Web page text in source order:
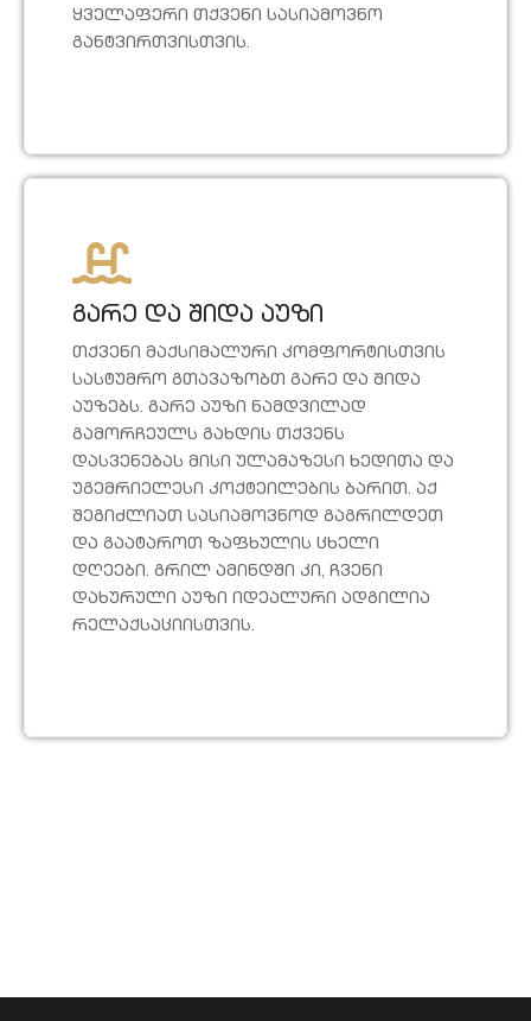
ყველაფერი თქვენი სასიამოვნო
განტვირთვისთვის.
გარე და შიდა აუზი
თქვენი მაქსიმალური კომფორტისთვის
სასტუმრო გთავაზობთ გარე და შიდა
აუზებს. გარე აუზი ნამდვილად
გამორჩეულს გახდის თქვენს
დასვენებას მისი ულამაზესი ხედითა და
უგემრიელესი კოქტეილების ბარით. აქ
შეგიძლიათ სასიამოვნოდ გაგრილდეთ
და გაატაროთ ზაფხულის ცხელი
დღეები. გრილ ამინდში კი, ჩვენი
დახურული აუზი იდეალური ადგილია
რელაქსაციისთვის.